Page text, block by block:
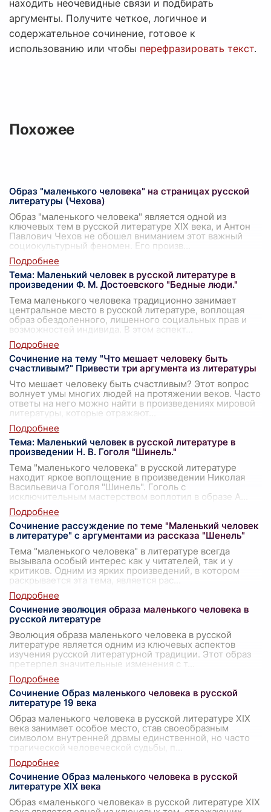
находить неочевидные связи и подбирать
аргументы. Получите четкое, логичное и
содержательное сочинение, готовое к
использованию или чтобы перефразировать текст.
Похожее
Образ "маленького человека" на страницах русской
литературы (Чехова)
Образ "маленького человека" является одной из
ключевых тем в русской литературе XIX века, и Антон
Павлович Чехов не обошел вниманием этот важный
социокультурный феномен. Его произв
Тема: Маленький человек в русской литературе в
произведении Ф. М. Достоевского "Бедные люди."
Тема маленького человека традиционно занимает
центральное место в русской литературе, воплощая
образ обездоленного, лишенного социальных прав и
возможностей индивида. В этом аспект
Сочинение на тему "Что мешает человеку быть
счастливым?" Привести три аргумента из литературы
Что мешает человеку быть счастливым? Этот вопрос
волнует умы многих людей на протяжении веков. Часто
ответы на него можно найти в произведениях мировой
литературы, которые отражают
Тема: Маленький человек в русской литературе в
произведении Н. В. Гоголя "Шинель."
Тема "маленького человека" в русской литературе
находит яркое воплощение в произведении Николая
Васильевича Гоголя "Шинель". Гоголь с
исключительным мастерством воплотил в образе А
Сочинение рассуждение по теме "Маленький человек
в литературе" с аргументами из рассказа "Шенель"
Тема "маленького человека" в литературе всегда
вызывала особый интерес как у читателей, так и у
критиков. Одним из ярких произведений, в котором
раскрывается эта тема, является рас
Сочинение эволюция образа маленького человека в
русской литературе
Эволюция образа маленького человека в русской
литературе является одним из ключевых аспектов
изучения русской литературной традиции. Этот образ
претерпел значительные изменения с т
Сочинение Образ маленького человека в русской
литературе 19 века
Образ маленького человека в русской литературе XIX
века занимает особое место, став своеобразным
символом внутренней драмы единственной, но часто
трагической человеческой судьбы, п
Сочинение Образ маленького человека в русской
литературе XIX века
Образ «маленького человека» в русской литературе XIX